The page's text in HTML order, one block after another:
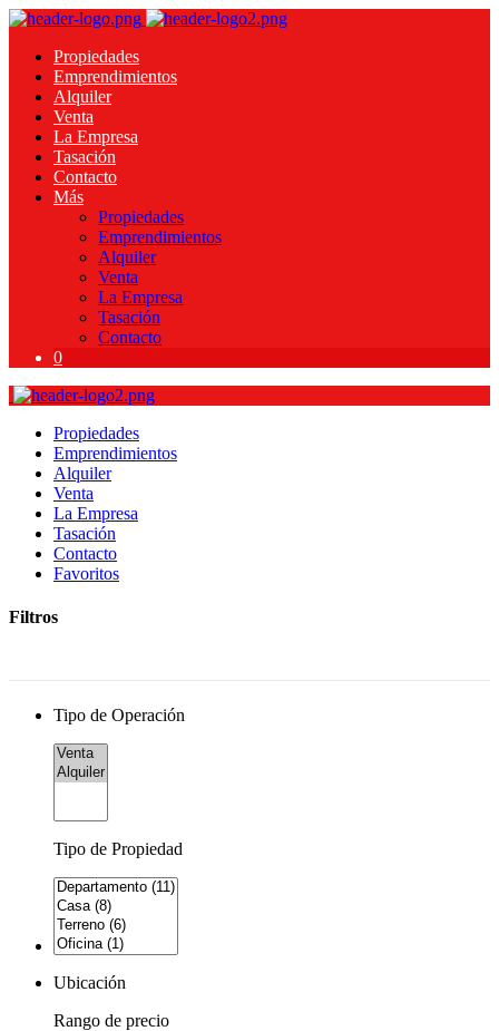
Propiedades
Emprendimientos
Alquiler
Venta
La Empresa
Tasación
Contacto
Más
Propiedades
Emprendimientos
Alquiler
Venta
La Empresa
Tasación
Contacto
0
Propiedades
Emprendimientos
Alquiler
Venta
La Empresa
Tasación
Contacto
Favoritos
Filtros
Tipo de Operación
Tipo de Propiedad
Ubicación
Rango de precio